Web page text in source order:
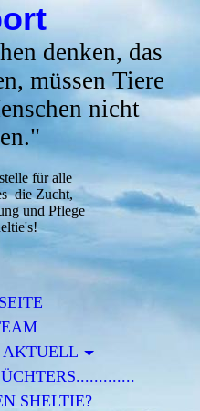
denken, das
müssen Tiere
nicht
für alle
die Zucht,
und Pflege
AKTUELL
SHELTIE?